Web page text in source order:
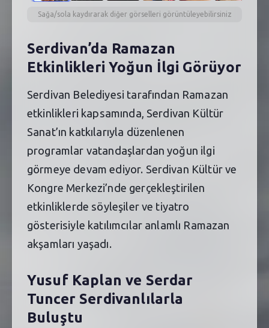
Sağa/sola kaydırarak diğer görselleri görüntüleyebilirsiniz
Serdivan’da Ramazan
Etkinlikleri Yoğun İlgi Görüyor
Serdivan Belediyesi tarafından Ramazan
etkinlikleri kapsamında, Serdivan Kültür
Sanat’ın katkılarıyla düzenlenen
programlar vatandaşlardan yoğun ilgi
görmeye devam ediyor. Serdivan Kültür ve
Kongre Merkezi’nde gerçekleştirilen
etkinliklerde söyleşiler ve tiyatro
gösterisiyle katılımcılar anlamlı Ramazan
akşamları yaşadı.
Yusuf Kaplan ve Serdar
Tuncer Serdivanlılarla
Buluştu
PAZAR YERLERI
PLANETARYUM